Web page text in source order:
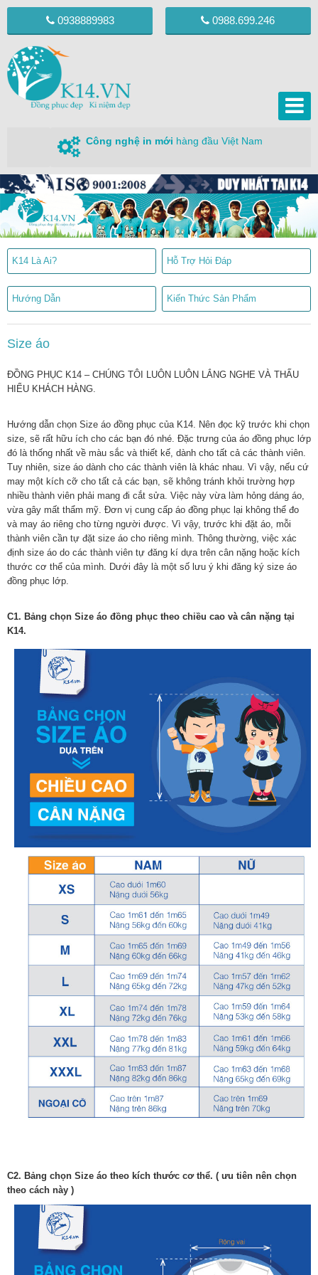
0938889983 0988.699.246
Công nghệ in mới hàng đầu Việt Nam
K14 Là Ai? Hỗ Trợ Hỏi Đáp
Hướng Dẫn Kiến Thức Sản Phẩm
Size áo
ĐỒNG PHỤC K14 – CHÚNG TÔI LUÔN LUÔN LẮNG NGHE VÀ THẤU
HIỂU KHÁCH HÀNG.
Hướng dẫn chọn Size áo đồng phục của K14. Nên đọc kỹ trước khi chọn
size, sẽ rất hữu ích cho các bạn đó nhé. Đặc trưng của áo đồng phục lớp
đó là thống nhất về màu sắc và thiết kế, dành cho tất cả các thành viên.
Tuy nhiên, size áo dành cho các thành viên là khác nhau. Vì vậy, nếu cứ
may một kích cỡ cho tất cả các bạn, sẽ không tránh khỏi trường hợp
nhiều thành viên phải mang đi cắt sửa. Việc này vừa làm hỏng dáng áo,
vừa gây mất thẩm mỹ. Đơn vị cung cấp áo đồng phục lại không thể đo
và may áo riêng cho từng người được. Vì vậy, trước khi đặt áo, mỗi
thành viên cần tự đặt size áo cho riêng mình. Thông thường, việc xác
định size áo do các thành viên tự đăng kí dựa trên cân nặng hoặc kích
thước cơ thể của mình. Dưới đây là một số lưu ý khi đăng ký size áo
đồng phục lớp.
C1. Bảng chọn Size áo đồng phục theo chiều cao và cân nặng tại
K14.
C2. Bảng chọn Size áo theo kích thước cơ thể. ( ưu tiên nên chọn
theo cách này )